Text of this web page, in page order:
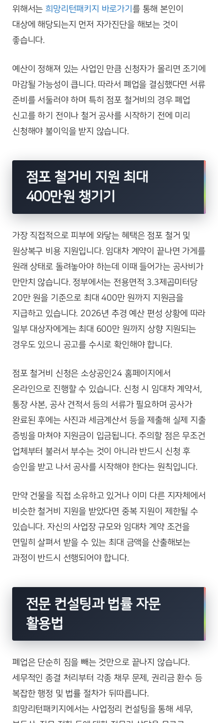
위해서는 희망리턴패키지 바로가기 를 통해 본인이
대상에 해당되는지 먼저 자가진단을 해보는 것이
좋습니다.
예산이 정해져 있는 사업인 만큼 신청자가 몰리면 조기에
마감될 가능성이 큽니다. 따라서 폐업을 결심했다면 서류
준비를 서둘러야 하며 특히 점포 철거비의 경우 폐업
신고를 하기 전이나 철거 공사를 시작하기 전에 미리
신청해야 불이익을 받지 않습니다.
점포 철거비 지원 최대
400만원 챙기기
가장 직접적으로 피부에 와닿는 혜택은 점포 철거 및
원상복구 비용 지원입니다. 임대차 계약이 끝나면 가게를
원래 상태로 돌려놓아야 하는데 이때 들어가는 공사비가
만만치 않습니다. 정부에서는 전용면적 3.3제곱미터당
20만 원을 기준으로 최대 400만 원까지 지원금을
지급하고 있습니다. 2026년 추경 예산 편성 상황에 따라
일부 대상자에게는 최대 600만 원까지 상향 지원되는
경우도 있으니 공고를 수시로 확인해야 합니다.
점포 철거비 신청은 소상공인24 홈페이지에서
온라인으로 진행할 수 있습니다. 신청 시 임대차 계약서,
통장 사본, 공사 견적서 등의 서류가 필요하며 공사가
완료된 후에는 사진과 세금계산서 등을 제출해 실제 지출
증빙을 마쳐야 지원금이 입금됩니다. 주의할 점은 무조건
업체부터 불러서 부수는 것이 아니라 반드시 신청 후
승인을 받고 나서 공사를 시작해야 한다는 원칙입니다.
만약 건물을 직접 소유하고 있거나 이미 다른 지자체에서
비슷한 철거비 지원을 받았다면 중복 지원이 제한될 수
있습니다. 자신의 사업장 규모와 임대차 계약 조건을
면밀히 살펴서 받을 수 있는 최대 금액을 산출해보는
과정이 반드시 선행되어야 합니다.
전문 컨설팅과 법률 자문
활용법
폐업은 단순히 짐을 빼는 것만으로 끝나지 않습니다.
세무적인 종결 처리부터 각종 채무 문제, 권리금 환수 등
복잡한 행정 및 법률 절차가 뒤따릅니다.
희망리턴패키지에서는 사업정리 컨설팅을 통해 세무,